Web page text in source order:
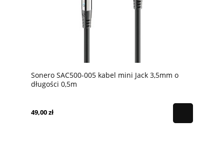
Sonero SAC500-005 kabel mini Jack 3,5mm o
długości 0,5m
49,00 zł